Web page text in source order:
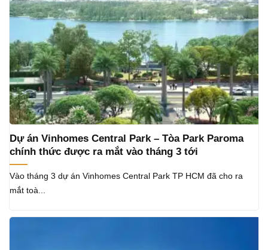
Dự án Vinhomes Central Park – Tòa Park Paroma
chính thức được ra mắt vào tháng 3 tới
Vào tháng 3 dự án Vinhomes Central Park TP HCM đã cho ra
mắt toà...